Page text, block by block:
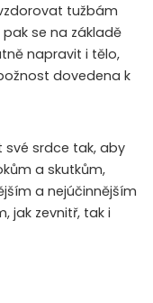
tužbám
se na základě
napravit i tělo,
dovedena k
srdce tak, aby
a skutkům,
a nejúčinnějším
jak zevnitř, tak i